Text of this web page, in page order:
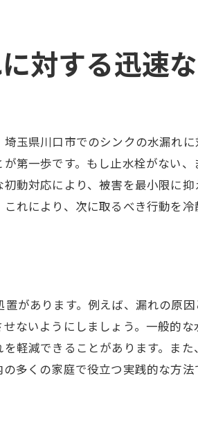
事例
ク水漏れの迅速な解決策
順
めのヒント
要な知識
対する迅速
玉県川口市でのシンクの水漏れ
第一歩です。もし止水栓がない
動対応により、被害を最小限に
れにより、次に取るべき行動を
があります。例えば、漏れの原
ないようにしましょう。一般的
軽減できることがあります。ま
多くの家庭で役立つ実践的な方